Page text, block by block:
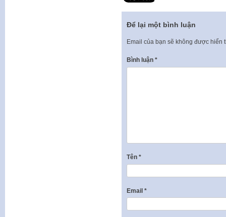
Để lại một bình luận
Email của bạn sẽ không được hiển
Bình luận *
Tên *
Email *